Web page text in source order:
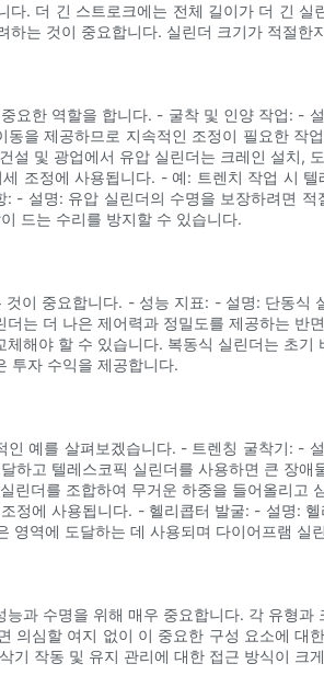
. 더 긴 스트로크에는 전체 길이가 더 긴
는 것이 중요합니다. 실린더 크기가 적절
요한 역할을 합니다. - 굴착 및 인양 작업: -
을 제공하므로 지속적인 조정이 필요한
및 광업에서 유압 실린더는 크레인 설치,
조정에 사용됩니다. - 예: 트렌치 작업 시
설명: 유압 실린더의 수명을 보장하려면
드는 수리를 방지할 수 있습니다.
이 중요합니다. - 성능 지표: - 설명: 단동
는 더 나은 제어력과 정밀도를 제공하는
해야 할 수 있습니다. 복동식 실린더는 초
투자 수익을 제공합니다.
예를 살펴보겠습니다. - 트렌칭 굴착기: -
하고 텔레스코픽 실린더를 사용하면 큰 장
더를 조합하여 무거운 하중을 들어올리
정에 사용됩니다. - 헬리콥터 발굴: - 설명:
역에 도달하는 데 사용되며 다이어프램
과 수명을 위해 매우 중요합니다. 각 유형
의심할 여지 없이 이 중요한 구성 요소에
기 작동 및 유지 관리에 대한 접근 방식이 크